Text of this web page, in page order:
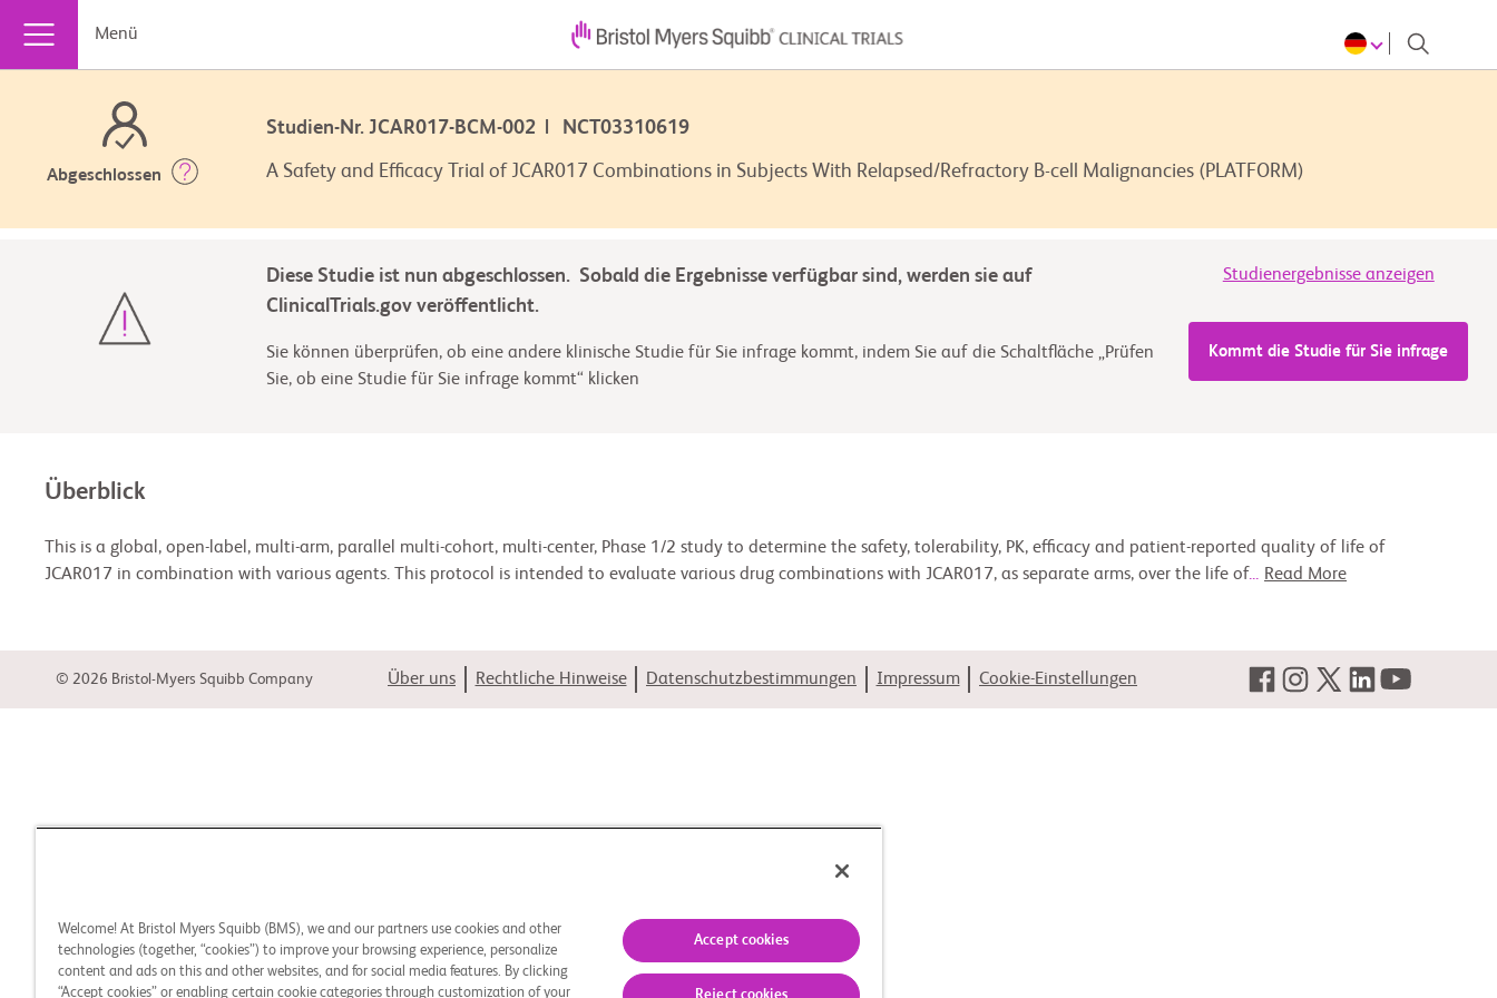
Menü
Abgeschlossen
Studien-Nr. JCAR017-BCM-002 | NCT03310619
A Safety and Efficacy Trial of JCAR017 Combinations in Subjects With Relapsed/Refractory B-cell Malignancies (PLATFORM)
Diese Studie ist nun abgeschlossen. Sobald die Ergebnisse verfügbar sind, werden sie auf
ClinicalTrials.gov veröffentlicht.
Studienergebnisse anzeigen
Sie können überprüfen, ob eine andere klinische Studie für Sie infrage kommt, indem Sie auf die Schaltfläche „Prüfen
Sie, ob eine Studie für Sie infrage kommt“ klicken
Kommt die Studie für Sie infrage
Überblick
This is a global, open-label, multi-arm, parallel multi-cohort, multi-center, Phase 1/2 study to determine the safety, tolerability, PK, efficacy and patient-reported quality of life of
JCAR017 in combination with various agents. This protocol is intended to evaluate various drug combinations with JCAR017, as separate arms, over the life of... Read More
© 2026 Bristol-Myers Squibb Company Über uns Rechtliche Hinweise Datenschutzbestimmungen Impressum Cookie-Einstellungen
Welcome! At Bristol Myers Squibb (BMS), we and our partners use cookies and other
technologies (together, “cookies”) to improve your browsing experience, personalize
content and ads on this and other websites, and for social media features. By clicking
“Accept cookies” or enabling certain cookie categories through customization of your
Accept cookies